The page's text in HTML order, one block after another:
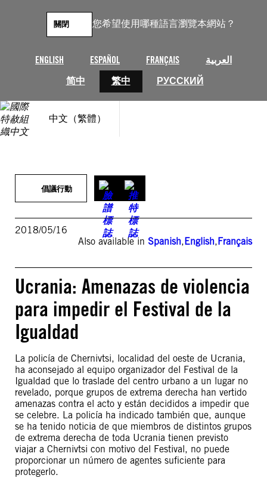
您希望使用哪種語言瀏覽本網站？
ENGLISH ESPAÑOL FRANÇAIS
العربية
简中
繁中 РУССКИЙ
關閉
中文（繁體）
倡議行動
2018/05/16
Also available in Spanish,English,Français
Ucrania: Amenazas de violencia
para impedir el Festival de la
Igualdad
La policía de Chernivtsi, localidad del oeste de Ucrania,
ha aconsejado al equipo organizador del Festival de la
Igualdad que lo traslade del centro urbano a un lugar no
revelado, porque grupos de extrema derecha han vertido
amenazas contra el acto y están decididos a impedir que
se celebre. La policía ha indicado también que, aunque
se ha tenido noticia de que miembros de distintos grupos
de extrema derecha de toda Ucrania tienen previsto
viajar a Chernivtsi con motivo del Festival, no puede
proporcionar un número de agentes suficiente para
protegerlo.